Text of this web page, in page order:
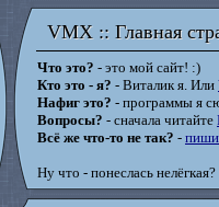
VMX :: Главная
VMX :: Главная
Что это? - это мой сайт! :)
Кто это - я? - Виталик я. Или
Нафиг это? - программы я
Вопросы? - сначала читайте
Всё же что-то не так? -
Ну что - понеслась